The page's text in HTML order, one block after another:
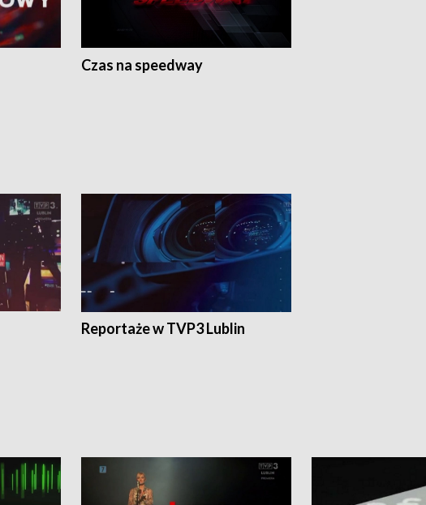
Czas na speedway
Reportaże w TVP3 Lublin